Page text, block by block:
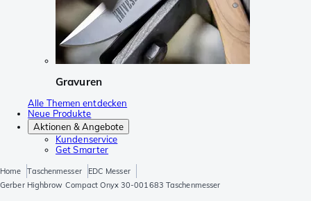
Gravuren
Alle Themen entdecken
Neue Produkte
Aktionen & Angebote
Kundenservice
Get Smarter
Home Taschenmesser
EDC Messer
Gerber Highbrow Compact Onyx 30-001683 Taschenmesser